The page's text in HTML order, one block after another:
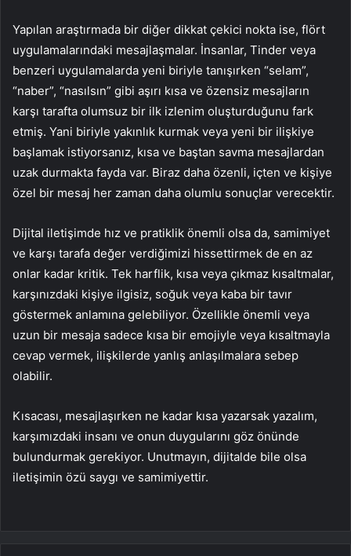
Yapılan araştırmada bir diğer dikkat çekici nokta ise, flört
uygulamalarındaki mesajlaşmalar. İnsanlar, Tinder veya
benzeri uygulamalarda yeni biriyle tanışırken “selam”,
“naber”, “nasılsın” gibi aşırı kısa ve özensiz mesajların
karşı tarafta olumsuz bir ilk izlenim oluşturduğunu fark
etmiş. Yani biriyle yakınlık kurmak veya yeni bir ilişkiye
başlamak istiyorsanız, kısa ve baştan savma mesajlardan
uzak durmakta fayda var. Biraz daha özenli, içten ve kişiye
özel bir mesaj her zaman daha olumlu sonuçlar verecektir.
Dijital iletişimde hız ve pratiklik önemli olsa da, samimiyet
ve karşı tarafa değer verdiğimizi hissettirmek de en az
onlar kadar kritik. Tek harflik, kısa veya çıkmaz kısaltmalar,
karşınızdaki kişiye ilgisiz, soğuk veya kaba bir tavır
göstermek anlamına gelebiliyor. Özellikle önemli veya
uzun bir mesaja sadece kısa bir emojiyle veya kısaltmayla
cevap vermek, ilişkilerde yanlış anlaşılmalara sebep
olabilir.
Kısacası, mesajlaşırken ne kadar kısa yazarsak yazalım,
karşımızdaki insanı ve onun duygularını göz önünde
bulundurmak gerekiyor. Unutmayın, dijitalde bile olsa
iletişimin özü saygı ve samimiyettir.